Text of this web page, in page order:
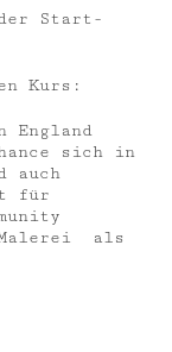
Start-
Kurs:
England
sich in
auch
für
als